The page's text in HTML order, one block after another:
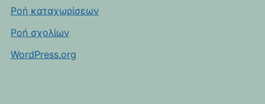
Ροή καταχωρίσεων
Ροή σχολίων
WordPress.org